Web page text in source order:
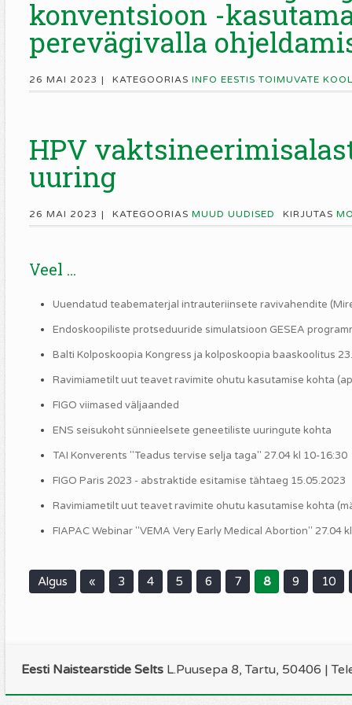
konventsioon -
perevägivalla
26 MAI 2023 | KATEGOORIAS INFO EESTIS TOIMUVATE
HPV
uuring
26 MAI 2023 | KATEGOORIAS MUUD UUDISED KIRJUTAS
Veel ...
Uuendatud teabematerjal intrauteriinsete ravivahendite
Endoskoopiliste protseduuride simulatsioon GESEA
Balti Kolposkoopia Kongress ja kolposkoopia baaskoolitus
Ravimiametilt uut teavet ravimite ohutu kasutamise kohta
FIGO viimased väljaanded
ENS seisukoht sünnieelsete geneetiliste uuringute kohta
TAI Konverents "Teadus tervise selja taga" 27.04 kl 10-16:30
FIGO Paris 2023 - abstraktide esitamise tähtaeg 15.05.2023
Ravimiametilt uut teavet ravimite ohutu kasutamise kohta
FIAPAC Webinar "VEMA Very Early Medical Abortion" 27.04
Algus « 3 4 5 6 7 8 9 10
Eesti Naistearstide Selts L.Puusepa 8, Tartu, 50406 |